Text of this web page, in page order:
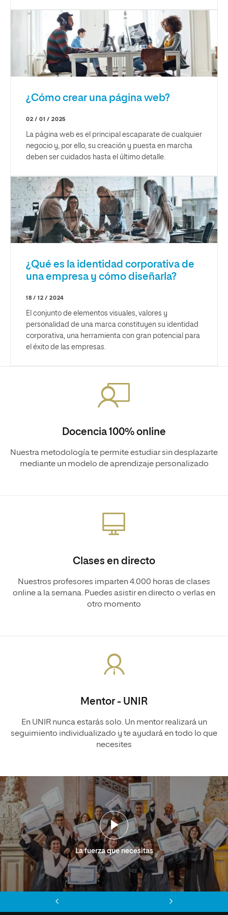
¿Cómo crear una página web?
02 / 01 / 2025
La página web es el principal escaparate de cualquier
negocio y, por ello, su creación y puesta en marcha
deben ser cuidados hasta el último detalle.
¿Qué es la identidad corporativa de
una empresa y cómo diseñarla?
18 / 12 / 2024
El conjunto de elementos visuales, valores y
personalidad de una marca constituyen su identidad
corporativa, una herramienta con gran potencial para
el éxito de las empresas.
Docencia 100% online
Nuestra metodología te permite estudiar sin desplazarte
mediante un modelo de aprendizaje personalizado
Clases en directo
Nuestros profesores imparten 4.000 horas de clases
online a la semana. Puedes asistir en directo o verlas en
otro momento
Mentor - UNIR
En UNIR nunca estarás solo. Un mentor realizará un
seguimiento individualizado y te ayudará en todo lo que
necesites
La fuerza que necesitas